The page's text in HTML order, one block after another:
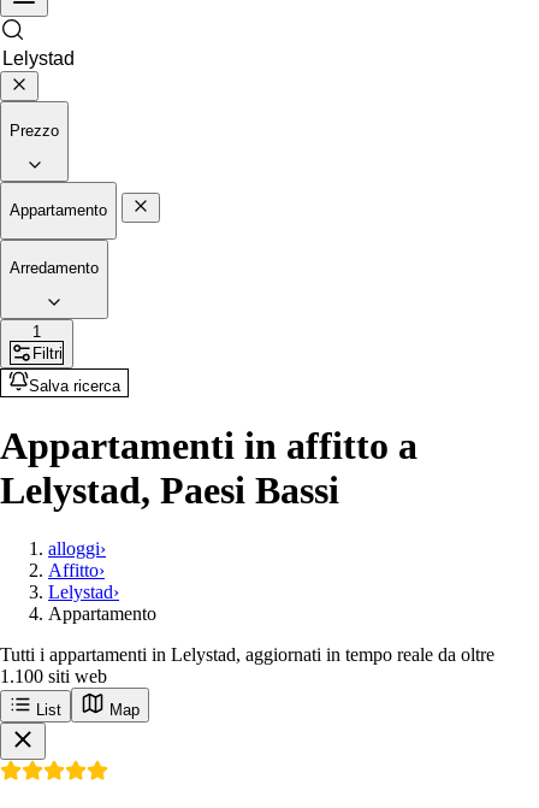
Prezzo
Appartamento
Arredamento
1
Filtri
Salva ricerca
Appartamenti in affitto a
Lelystad, Paesi Bassi
alloggi›
Affitto›
Lelystad›
Appartamento
Tutti i appartamenti in Lelystad, aggiornati in tempo reale da oltre
1.100 siti web
List Map